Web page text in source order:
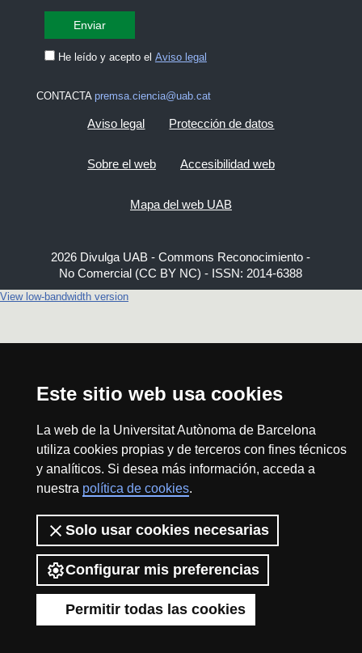
Este sitio web usa cookies
La web de la Universitat Autònoma de Barcelona
utiliza cookies propias y de terceros con fines técnicos
y analíticos. Si desea más información, acceda a
nuestra política de cookies.
Solo usar cookies necesarias
Configurar mis preferencias
Permitir todas las cookies
He leído y acepto el Aviso legal
CONTACTA premsa.ciencia@uab.cat
Aviso legal Protección de datos
Sobre el web Accesibilidad web
Mapa del web UAB
2026 Divulga UAB - Commons Reconocimiento -
No Comercial (CC BY NC) - ISSN: 2014-6388
View low-bandwidth version